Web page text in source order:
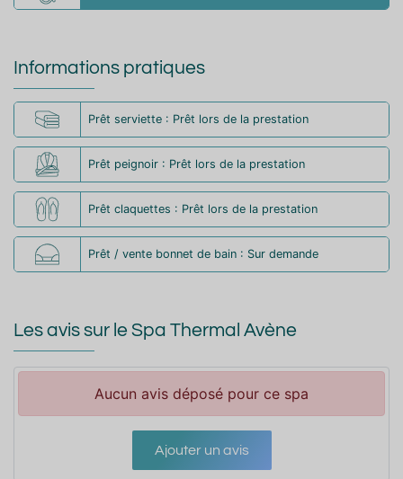
Informations pratiques
Prêt serviette : Prêt lors de la prestation
Prêt peignoir : Prêt lors de la prestation
Prêt claquettes : Prêt lors de la prestation
Prêt / vente bonnet de bain : Sur demande
Les avis sur le Spa Thermal Avène
Aucun avis déposé pour ce spa
Ajouter un avis